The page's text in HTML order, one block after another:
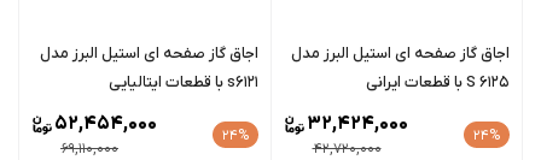
اجاق گاز صفحه ای استیل البرز مدل
S 6125 با قطعات ایرانی
24%
42,720,000
32,424,000
اجاق گاز صفحه ای استیل البرز مدل
s6121 با قطعات ایتالیایی
24%
69,110,000
52,454,000